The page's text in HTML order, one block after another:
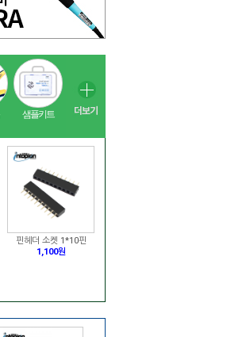
샘플키트
핀헤더 소켓 1*10핀
1,100원